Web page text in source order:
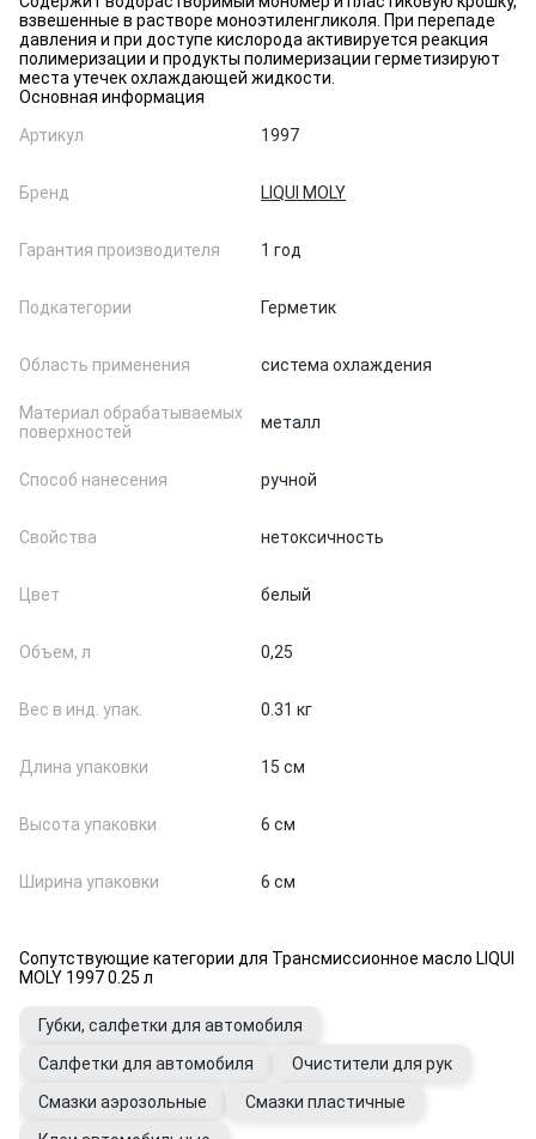
взвешенные в растворе моноэтиленгликоля. При перепаде
давления и при доступе кислорода активируется реакция
полимеризации и продукты полимеризации герметизируют
места утечек охлаждающей жидкости.
Основная информация
Артикул
1997
Бренд LIQUI MOLY
Гарантия производителя 1 год
Подкатегории Герметик
Область применения система охлаждения
Материал обрабатываемых
поверхностей
металл
Способ нанесения ручной
Свойства нетоксичность
Цвет белый
Объем, л 0,25
Вес в инд. упак. 0.31 кг
Длина упаковки 15 см
Высота упаковки 6 см
Ширина упаковки 6 см
Сопутствующие категории для Трансмиссионное масло LIQUI
MOLY 1997 0.25 л
Губки, салфетки для автомобиля
Салфетки для автомобиля
Очистители для рук
Смазки аэрозольные
Смазки пластичные